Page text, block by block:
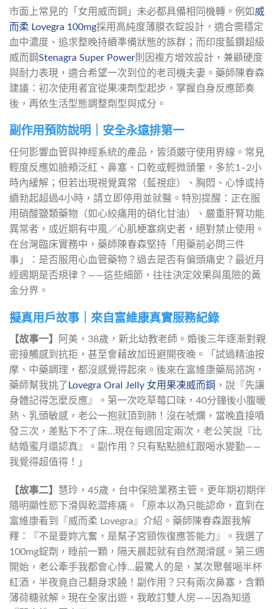
市面上常見的「女用威而鋼」未必都具備相同機轉。例如威
而柔 Lovegra 100mg採用高純度薄膜衣錠設計，適合需穩定
血中濃度、追求整晚持續準備狀態的族群；而印度藍鑽超級
威而鋼Stenagra Super Power則因複方增效設計，兼顧硬度
與耐力表現，適合希望一次到位的老司機夫妻。藥師陳春森
建議：初次使用者宜從果凍劑型起步，掌握自身反應節奏
後，再依生活型態調整劑型與成分。
副作用預防說明｜安全永遠排第一
任何影響血管與神經系統的產品，皆須嚴守使用界線。常見
輕度反應如臉頰泛紅、鼻塞、口乾或輕微頭暈，多於1–2小
時內緩解；但若出現視覺異常（藍視症）、胸悶、心悸或持
續勃起超過4小時，請立即停用並就醫。特別提醒：正在服
用硝酸鹽類藥物（如心絞痛用的硝化甘油）、嚴重肝腎功能
異常者，或近期有中風／心肌梗塞病史者，絕對禁止使用。
在台灣臨床實務中，藥師陳春森堅持「用藥前必問三件
事」：是否服用心血管藥物？過去是否有偏頭痛史？最近月
經週期是否規律？——這些細節，往往決定效果與風險的黃
金分界。
擬真用戶故事｜來自富維康真實服務紀錄
【故事一】
阿美，38歲，新北幼教老師。婚後三年逐漸對親
密接觸感到抗拒，甚至會藉故加班避開夜晚。「試過精油按
摩、中藥調理，都沒感覺得起來。後來在富維康藥局諮詢，
藥師幫我挑了 Lovegra Oral Jelly 女用果凍威而鋼 ，說『先讓
身體記得怎麼反應』。第一次吃草莓口味，40分鐘後小腹暖
熱、乳頭敏感，老公一抱就頂到肺！沒在唬爛，當晚直接噴
發三次，差點下不了床…現在每週固定兩次，老公笑說『比
結婚蜜月還認真』。副作用？只有點點臉紅跟喝水變勤——
我覺得超值得！」
【故事二】 慧玲，45歲，台中保險業務主管。更年期初期伴
隨明顯性慾下滑與乾澀疼痛。「原本以為只能認命，直到在
富維康看到『威而柔 Lovegra』介紹。藥師陳春森跟我解
釋：『不是要妳亢奮，是幫子宮頸恢復應答能力』。我選了
100mg錠劑，睡前一顆，隔天晨起就有自然潤滑感。第三週
開始，老公牽手我都會心悸…最驚人的是，某次聚餐喝半杯
紅酒，半夜竟自己翻身求饒！副作用？只有兩次鼻塞，含顆
薄荷糖就解。現在全家出遊，我敢訂雙人房——因為知道